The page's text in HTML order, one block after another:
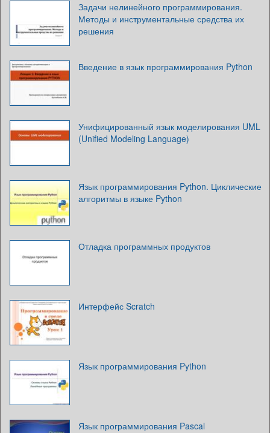
Задачи нелинейного программирования.
Методы и инструментальные средства их
решения
Введение в язык программирования Python
Унифицированный язык моделирования UML
(Unified Modeling Language)
Язык программирования Python. Циклические
алгоритмы в языке Python
Отладка программных продуктов
Интерфейс Scratch
Язык программирования Python
Язык программирования Pascal